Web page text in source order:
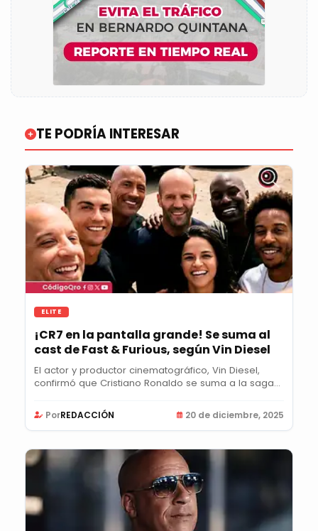
TE PODRÍA INTERESAR
ELITE
¡CR7 en la pantalla grande! Se suma al
cast de Fast & Furious, según Vin Diesel
El actor y productor cinematográfico, Vin Diesel,
confirmó que Cristiano Ronaldo se suma a la saga...
PorREDACCIÓN 20 de diciembre, 2025